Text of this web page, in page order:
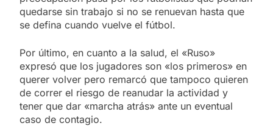
quedarse sin trabajo si no se renuevan hasta que
se defina cuando vuelve el fútbol.
Por último, en cuanto a la salud, el «Ruso»
expresó que los jugadores son «los primeros» en
querer volver pero remarcó que tampoco quieren
de correr el riesgo de reanudar la actividad y
tener que dar «marcha atrás» ante un eventual
caso de contagio.